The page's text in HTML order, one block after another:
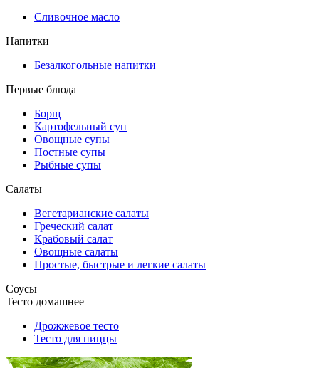
Сливочное масло
Напитки
Безалкогольные напитки
Первые блюда
Борщ
Картофельный суп
Овощные супы
Постные супы
Рыбные супы
Салаты
Вегетарианские салаты
Греческий салат
Крабовый салат
Овощные салаты
Простые, быстрые и легкие салаты
Соусы
Тесто домашнее
Дрожжевое тесто
Тесто для пиццы